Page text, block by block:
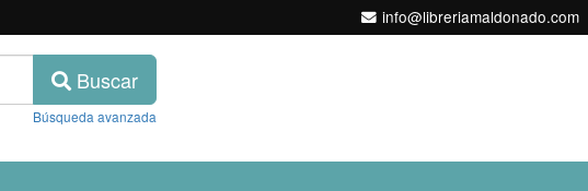
info@libreriamaldonado.com
Buscar
Búsqueda avanzada